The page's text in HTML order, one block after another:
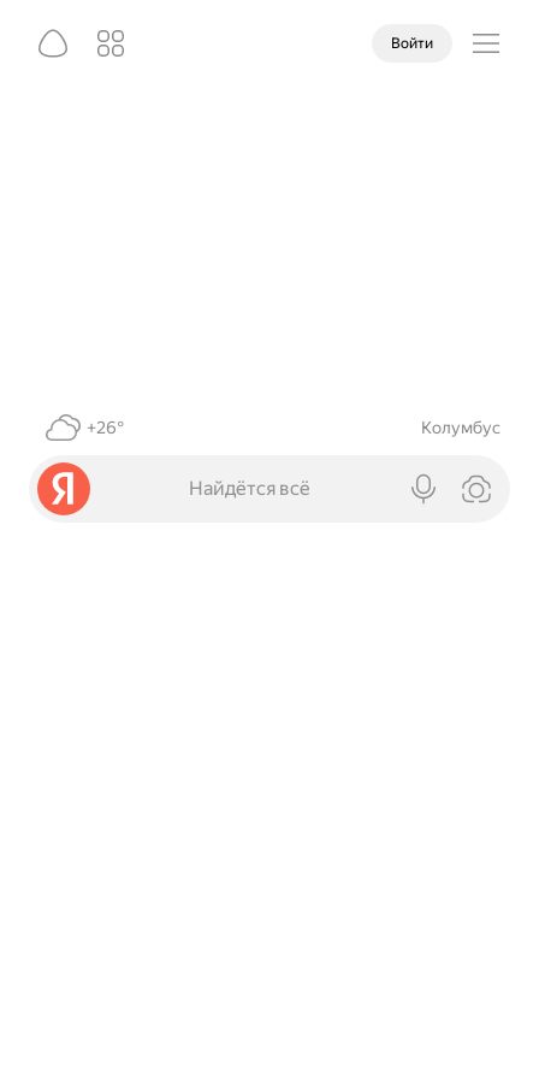
Войти
+26° Колумбус
Найдётся всё